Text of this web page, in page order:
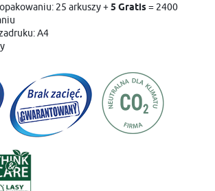
25 arkuszy +5 Gratis= 2400
A4